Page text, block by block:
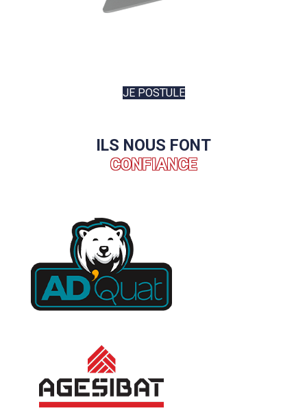
JE POSTULE
ILS NOUS FONT
CONFIANCE